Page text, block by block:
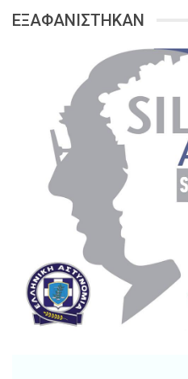
ΕΞΑΦΑΝΙΣΤΗΚΑΝ